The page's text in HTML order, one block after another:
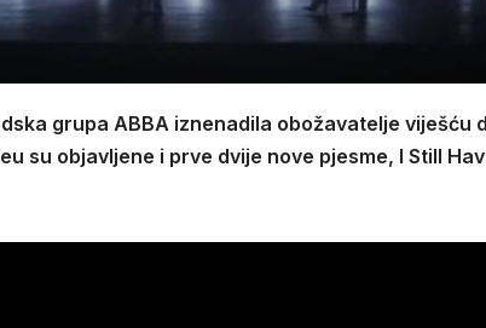
grupa ABBA iznenadila obožavatelje viješću
su objavljene i prve dvije nove pjesme, I Still